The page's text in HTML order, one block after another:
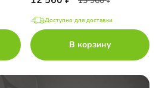
Доступно для доставки
В корзину